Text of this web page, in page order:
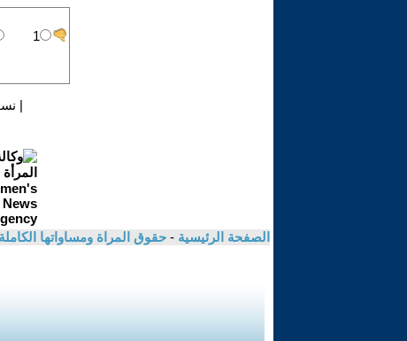
|
الصفحة الرئيسية - حقوق المراة ومساواتها